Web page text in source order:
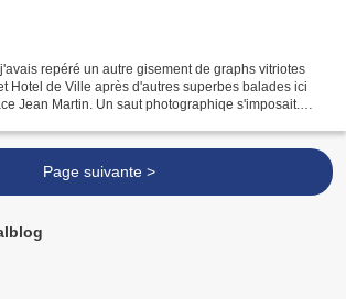
repéré un autre gisement de graphs vitriotes
Hotel de Ville après d'autres superbes balades ici
Jean Martin. Un saut photographiqe s'imposait.
Page suivante >